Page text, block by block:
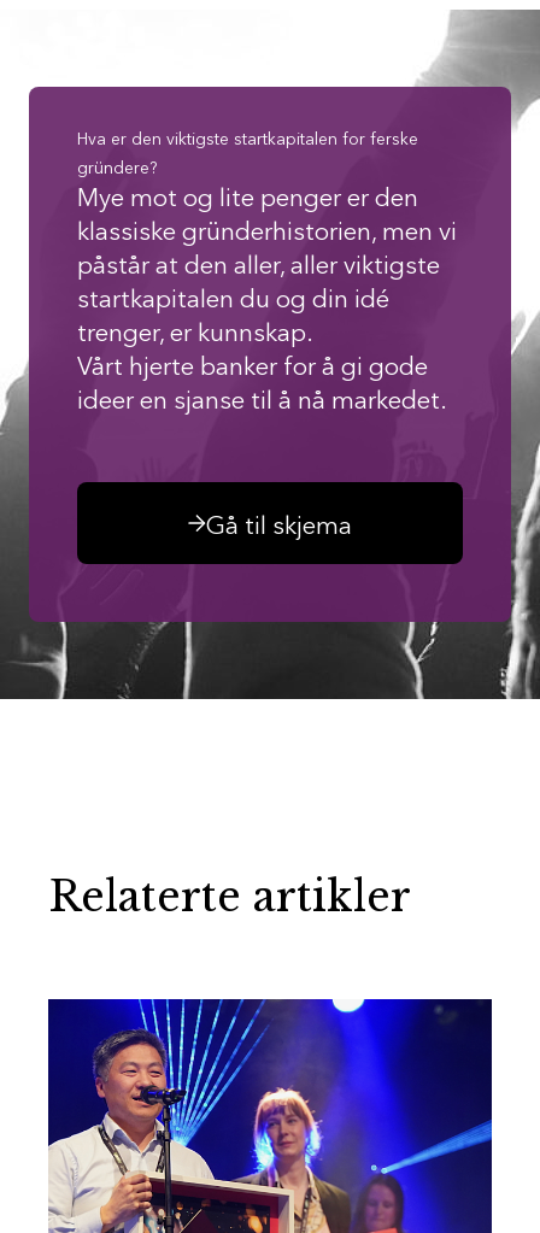
Hva er den viktigste startkapitalen for ferske
gründere?
Mye mot og lite penger er den
klassiske gründerhistorien, men vi
påstår at den aller, aller viktigste
startkapitalen du og din idé
trenger, er kunnskap.
Vårt hjerte banker for å gi gode
ideer en sjanse til å nå markedet.
Gå til skjema
Relaterte artikler